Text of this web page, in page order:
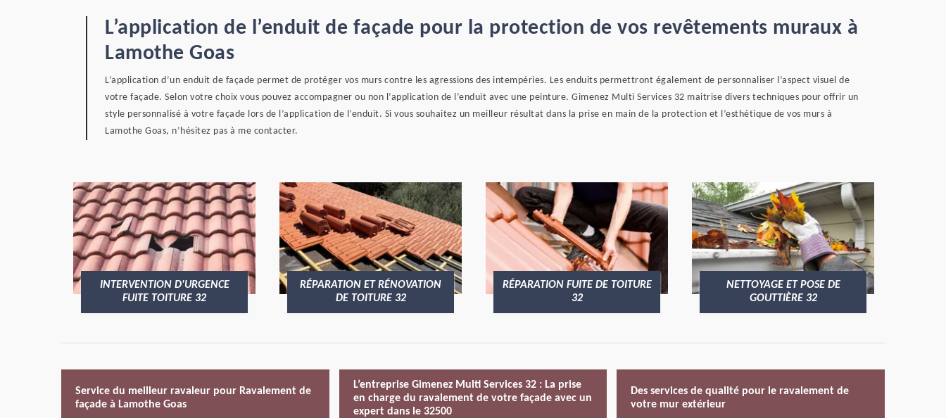
L’application de l’enduit de façade pour la protection de vos revêtements muraux à
Lamothe Goas
L’application d’un enduit de façade permet de protéger vos murs contre les agressions des intempéries. Les enduits permettront également de personnaliser l’aspect visuel de
votre façade. Selon votre choix vous pouvez accompagner ou non l’application de l’enduit avec une peinture. Gimenez Multi Services 32 maitrise divers techniques pour offrir un
style personnalisé à votre façade lors de l’application de l’enduit. Si vous souhaitez un meilleur résultat dans la prise en main de la protection et l’esthétique de vos murs à
Lamothe Goas, n’hésitez pas à me contacter.
INTERVENTION D'URGENCE
FUITE TOITURE 32
RÉPARATION ET RÉNOVATION
DE TOITURE 32
RÉPARATION FUITE DE TOITURE
32
NETTOYAGE ET POSE DE
GOUTTIÈRE 32
Service du meilleur ravaleur pour Ravalement de
façade à Lamothe Goas
L’entreprise Gimenez Multi Services 32 : La prise
en charge du ravalement de votre façade avec un
expert dans le 32500
Des services de qualité pour le ravalement de
votre mur extérieur